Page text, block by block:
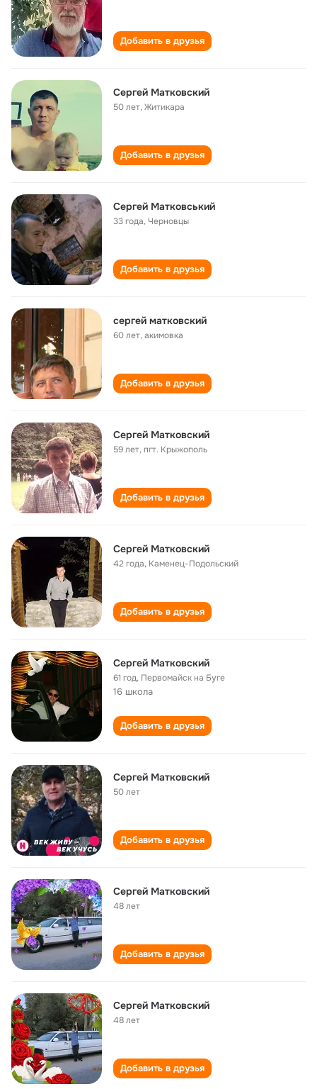
Добавить в друзья
Сергей Матковский
50 лет,Житикара
Добавить в друзья
Сергей Матковський
33 года,Черновцы
Добавить в друзья
сергей матковский
60 лет,акимовка
Добавить в друзья
Сергей Матковский
59 лет,пгт. Крыжополь
Добавить в друзья
Сергей Матковский
42 года, Каменец-Подольский
Добавить в друзья
Сергей Матковский
61 год, Первомайск на Буге
16 школа
Добавить в друзья
Сергей Матковский
50 лет
Добавить в друзья
Сергей Матковский
48 лет
Добавить в друзья
Сергей Матковский
48 лет
Добавить в друзья